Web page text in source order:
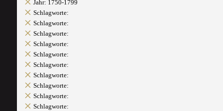
Jahr: 1750-1799
Schlagworte:
Schlagworte:
Schlagworte:
Schlagworte:
Schlagworte:
Schlagworte:
Schlagworte:
Schlagworte:
Schlagworte:
Schlagworte: